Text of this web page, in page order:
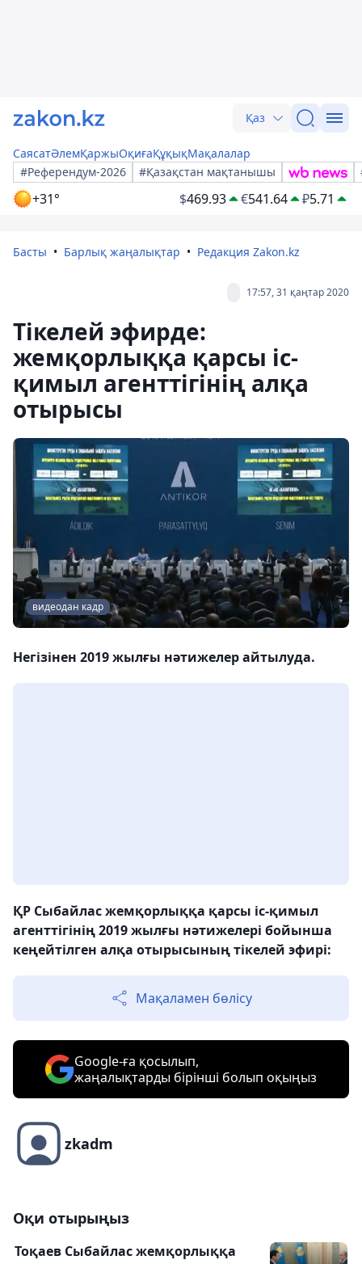
Қаз
СаясатӘлемҚаржыОқиғаҚұқықМақалалар
#Референдум-2026
#Қазақстан мақтанышы
+31° $469.93 €541.64 ₽5.71
Басты Барлық жаңалықтар Редакция Zakon.kz
17:57, 31 қаңтар 2020
Тікелей эфирде:
жемқорлыққа қарсы іс-
қимыл агенттігінің алқа
отырысы
видеодан кадр
Негізінен 2019 жылғы нәтижелер айтылуда.
ҚР Сыбайлас жемқорлыққа қарсы іс-қимыл
агенттігінің 2019 жылғы нәтижелері бойынша
кеңейтілген алқа отырысының тікелей эфирі:
Мақаламен бөлісу
Google-ға қосылып,
жаңалықтарды бірінші болып оқыңыз
zkadm
Оқи отырыңыз
Тоқаев Сыбайлас жемқорлыққа